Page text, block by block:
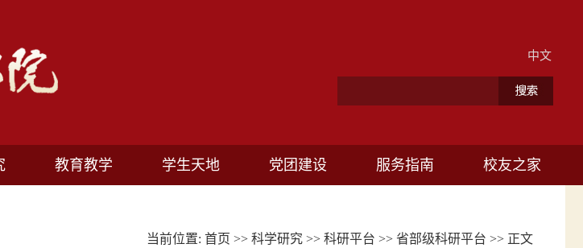
中文
教育教学 学生天地 党团建设 服务指南 校友之家
当前位置: 首页 >> 科学研究 >> 科研平台 >> 省部级科研平台 >> 正文